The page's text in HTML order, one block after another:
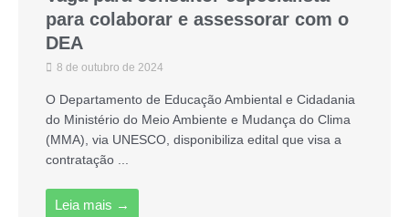
para colaborar e assessorar com o
DEA
8 de outubro de 2024
O Departamento de Educação Ambiental e Cidadania
do Ministério do Meio Ambiente e Mudança do Clima
(MMA), via UNESCO, disponibiliza edital que visa a
contratação ...
Leia mais →